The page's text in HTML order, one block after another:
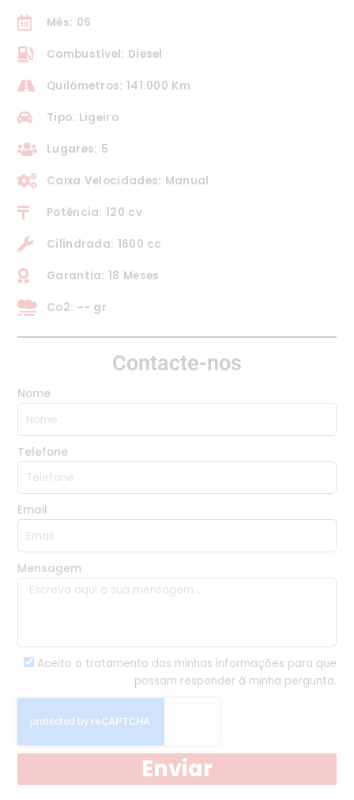
Mês: 06
Combustível: Diesel
Quilómetros: 141.000 Km
Tipo: Ligeiro
Lugares: 5
Caixa Velocidades: Manual
Potência: 120 cv
Cilindrada: 1600 cc
Garantia: 18 Meses
Co2: -- gr
Contacte-nos
Nome
Telefone
Email
Mensagem
Aceito o tratamento das minhas informações para que
possam responder à minha pergunta.
Enviar